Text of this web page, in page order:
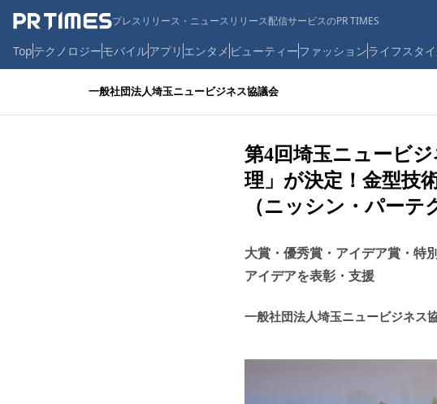
プレスリリース・ニュースリリース配信サービスのPR TIMES
Topテクノロジーモバイルアプリ エンタメ ビューティーファッションライフスタ
一般社団法人埼玉ニュービジネス協議会
第4回埼玉ニュービ
理」が決定！金型技
（ニッシン・パー
大賞・優秀賞・アイデア賞・特
アイデアを表彰・支援
一般社団法人埼玉ニュービジネス